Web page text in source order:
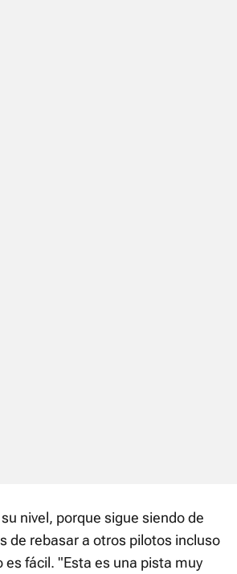
nivel, porque sigue siendo de
de rebasar a otros pilotos incluso
es fácil. "Esta es una pista muy